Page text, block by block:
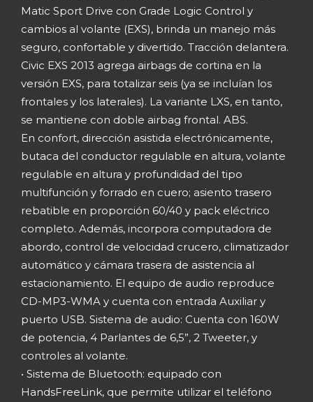
Matic Sport Drive con Grade Logic Control y
cambios al volante (EXS), brinda un manejo más
seguro, confortable y divertido. Tracción delantera.
Civic EXS 2013 agrega airbags de cortina en la
versión EXS, para totalizar seis (ya se incluían los
frontales y los laterales). La variante LXS, en tanto,
se mantiene con doble airbag frontal. ABS.
En confort, dirección asistida electrónicamente,
butaca del conductor regulable en altura, volante
regulable en altura y profundidad del tipo
multifunción y forrado en cuero; asiento trasero
rebatible en proporción 60/40 y pack eléctrico
completo. Además, incorpora computadora de
abordo, control de velocidad crucero, climatizador
automático y cámara trasera de asistencia al
estacionamiento. El equipo de audio reproduce
CD-MP3-WMA y cuenta con entrada Auxiliar y
puerto USB. Sistema de audio: Cuenta con 160W
de potencia, 4 Parlantes de 6,5”, 2 Tweeter, y
controles al volante.
• Sistema de Bluetooth: equipado con
HandsFreeLink, que permite utilizar el teléfono